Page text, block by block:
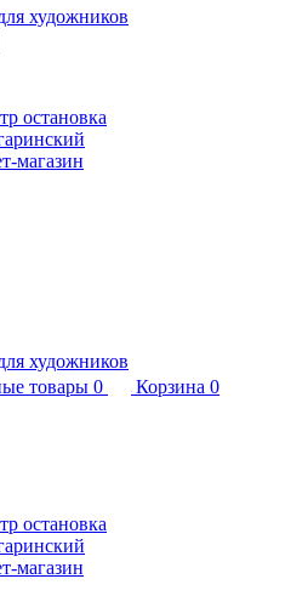
остановка
магазин
товары 0 Корзина 0
остановка
магазин